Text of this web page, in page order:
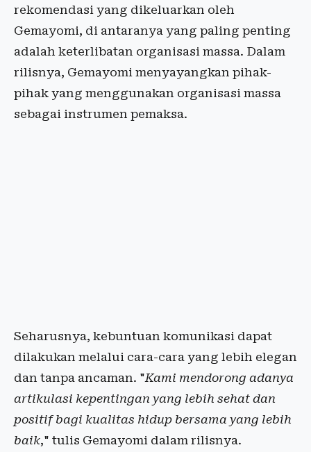
rekomendasi yang dikeluarkan oleh
Gemayomi, di antaranya yang paling penting
adalah keterlibatan organisasi massa. Dalam
rilisnya, Gemayomi menyayangkan pihak-
pihak yang menggunakan organisasi massa
sebagai instrumen pemaksa.
Seharusnya, kebuntuan komunikasi dapat
dilakukan melalui cara-cara yang lebih elegan
dan tanpa ancaman. "Kami mendorong adanya
artikulasi kepentingan yang lebih sehat dan
positif bagi kualitas hidup bersama yang lebih
baik," tulis Gemayomi dalam rilisnya.